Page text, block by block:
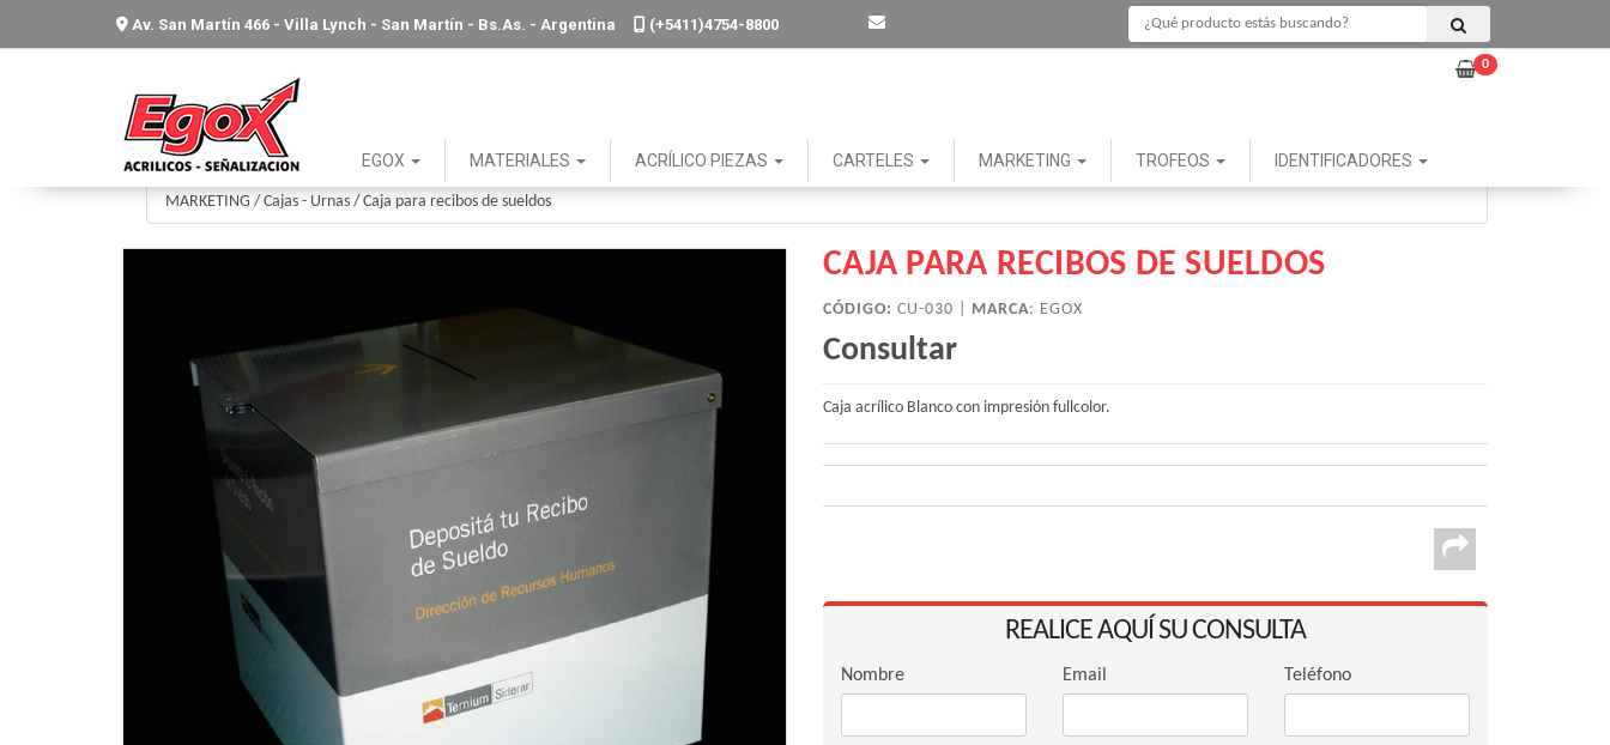
Av. San Martín 466 - Villa Lynch - San Martín - Bs.As. - Argentina (+5411)4754-8800
0
EGOX MATERIALES ACRÍLICO PIEZAS CARTELES MARKETING TROFEOS IDENTIFICADORES
MARKETING / Cajas - Urnas / Caja para recibos de sueldos
CAJA PARA RECIBOS DE SUELDOS
CÓDIGO: CU-030 | MARCA: EGOX
Consultar
Caja acrílico Blanco con impresión fullcolor.
REALICE AQUÍ SU CONSULTA
Nombre Email Teléfono